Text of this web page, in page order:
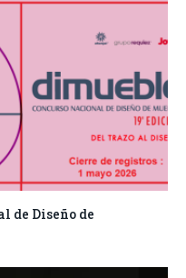
de Diseño de